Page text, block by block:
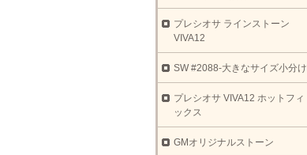
プレシオサ ラインストーン
VIVA12
SW #2088-大きなサイズ小分け
プレシオサ VIVA12 ホットフィ
ックス
GMオリジナルストーン